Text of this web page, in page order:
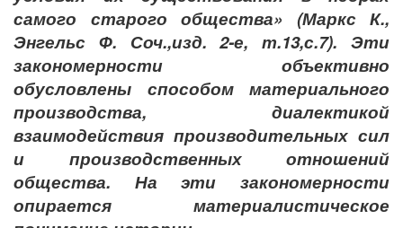
самого старого общества» (Маркс К.,
Энгельс Ф. Соч.,изд. 2-е, т.13,с.7). Эти
закономерности объективно
обусловлены способом материального
производства, диалектикой
взаимодействия производительных сил
и производственных отношений
общества. На эти закономерности
опирается материалистическое